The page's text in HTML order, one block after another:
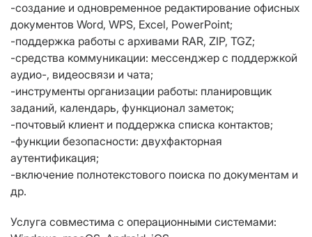
-создание и одновременное редактирование офисных
документов Word, WPS, Excel, PowerPoint;
-поддержка работы с архивами RAR, ZIP, TGZ;
-средства коммуникации: мессенджер с поддержкой
аудио-, видеосвязи и чата;
-инструменты организации работы: планировщик
заданий, календарь, функционал заметок;
-почтовый клиент и поддержка списка контактов;
-функции безопасности: двухфакторная
аутентификация;
-включение полнотекстового поиска по документам и
др.
Услуга совместима с операционными системами: